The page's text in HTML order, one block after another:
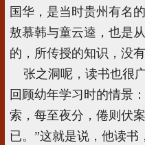
国华，是当时贵州有名
敖慕韩与童云逵，也是
的，所传授的知识，没
张之洞呢，读书也很
回顾幼年学习时的情景
索，每至夜分，倦则伏
已。”这就是说，他读